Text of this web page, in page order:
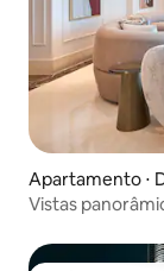
Apartamento ⋅
Vistas